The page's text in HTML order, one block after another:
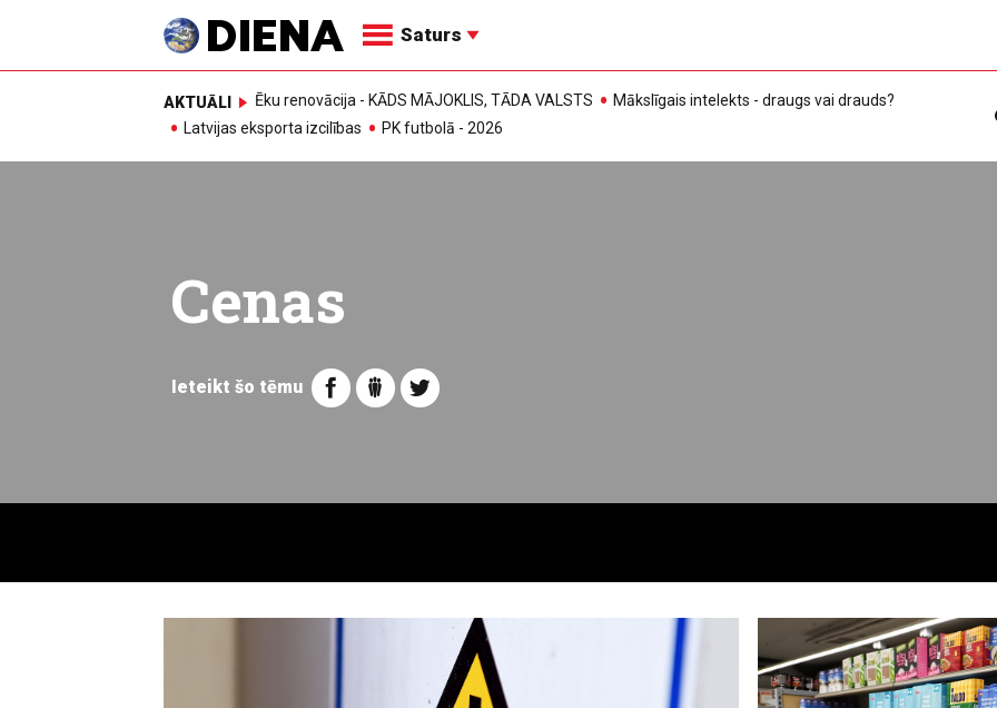
Saturs
AKTUĀLI Ēku renovācija - KĀDS MĀJOKLIS, TĀDA VALSTS
Mākslīgais intelekts - draugs vai drauds?
Latvijas eksporta izcilības
PK futbolā - 2026
Cenas
Ieteikt šo tēmu